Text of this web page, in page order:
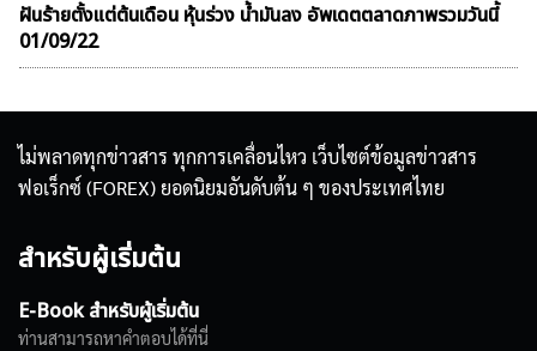
ฝันร้ายตั้งแต่ต้นเดือน หุ้นร่วง น้ำมันลง อัพเดตตลาดภาพรวมวันนี้
01/09/22
ไม่พลาดทุกข่าวสาร ทุกการเคลื่อนไหว เว็บไซต์ข้อมูลข่าวสาร
ฟอเร็กซ์ (FOREX) ยอดนิยมอันดับต้น ๆ ของประเทศไทย
สำหรับผู้เริ่มต้น
E-Book สำหรับผู้เริ่มต้น
ท่านสามารถหาคำตอบได้ที่นี่